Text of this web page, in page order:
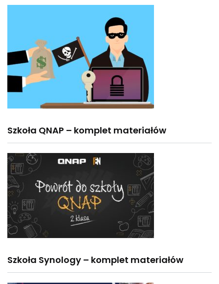
Szkoła QNAP – komplet materiałów
Szkoła Synology – komplet materiałów